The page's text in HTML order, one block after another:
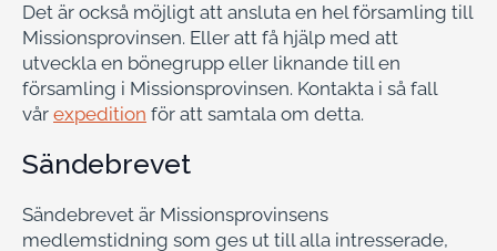
Det är också möjligt att ansluta en hel församling till
Missionsprovinsen. Eller att få hjälp med att
utveckla en bönegrupp eller liknande till en
församling i Missionsprovinsen. Kontakta i så fall
vår expedition för att samtala om detta.
Sändebrevet
Sändebrevet är Missionsprovinsens
medlemstidning som ges ut till alla intresserade,